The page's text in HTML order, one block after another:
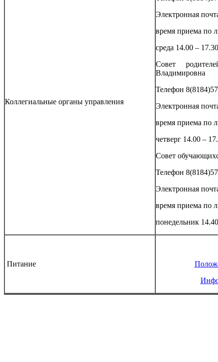
Коллегиальные органы управления
Электронная
время приема по
среда 14.00 – 17.30
Совет
Владимировна
Телефон
Электронная
время приема по
четверг 14.00 –
Совет
Телефон
Электронная
время приема по
понедельник
Питание